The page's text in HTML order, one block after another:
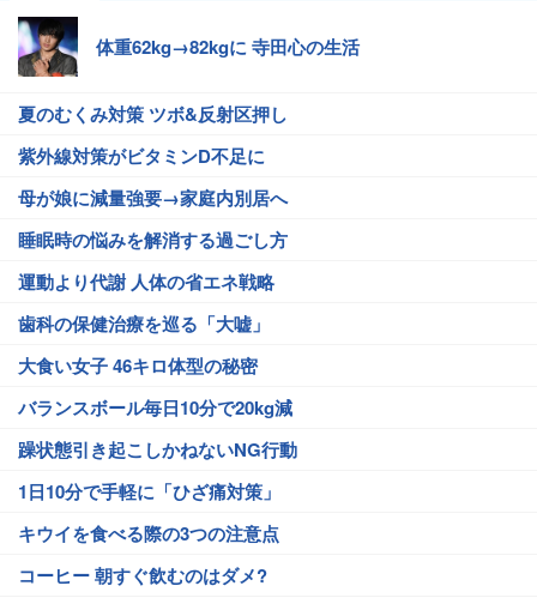
体重62kg→82kgに 寺田心の生活
夏のむくみ対策 ツボ&反射区押し
紫外線対策がビタミンD不足に
母が娘に減量強要→家庭内別居へ
睡眠時の悩みを解消する過ごし方
運動より代謝 人体の省エネ戦略
歯科の保健治療を巡る「大嘘」
大食い女子 46キロ体型の秘密
バランスボール毎日10分で20kg減
躁状態引き起こしかねないNG行動
1日10分で手軽に「ひざ痛対策」
キウイを食べる際の3つの注意点
コーヒー 朝すぐ飲むのはダメ?